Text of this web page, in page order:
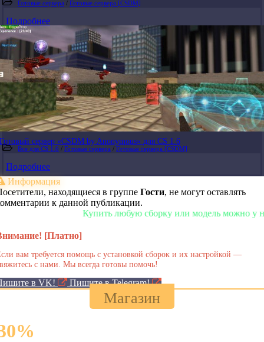
Готовые сервера / Готовые сервера [CSDM]
Подробнее
Готовый сервер «CSDM by Anonymous» для CS 1.6
Все для CS 1.6 / Готовые сервера / Готовые сервера [CSDM]
Подробнее
Информация
находящиеся в группе Гости, не могут оставлять
к данной публикации.
Купить любую сборку или модель можно у нас в
[Платно]
вам требуется помощь с установкой сборок и их настройкой —
с нами. Мы всегда готовы помочь!
в VK! Пишите в Telegram!
Магазин
%